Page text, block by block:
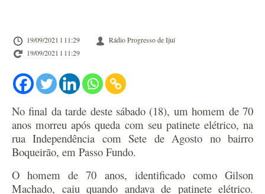
19/09/2021 l 11:29
Rádio Progresso de Ijuí
19/09/2021 l 11:29
No final da tarde deste sábado (18), um homem de 70
anos morreu após queda com seu patinete elétrico, na
rua Independência com Sete de Agosto no bairro
Boqueirão, em Passo Fundo.
O homem de 70 anos, identificado como Gilson
Machado, caiu quando andava de patinete elétrico.